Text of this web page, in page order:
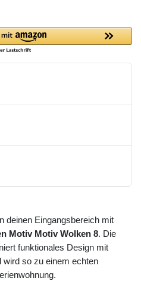
deinen Eingangsbereich mit
Motiv Motiv Wolken 8. Die
funktionales Design mit
wird so zu einem echten